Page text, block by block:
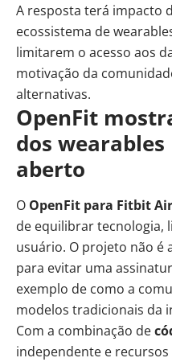
A resposta terá impacto
ecossistema de
limitarem o acesso aos
motivação da
alternativas.
OpenFit
dos
aberto
O OpenFit para Fitbit Air
de equilibrar tecnologia,
usuário. O projeto não é
para evitar uma
exemplo de como a
modelos tradicionais da
Com a combinação de
independente e recursos